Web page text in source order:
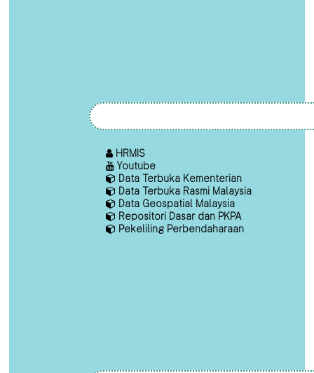
HRMIS
Youtube
Data Terbuka Kementerian
Data Terbuka Rasmi Malaysia
Data Geospatial Malaysia
Repositori Dasar dan PKPA
Pekeliling Perbendaharaan